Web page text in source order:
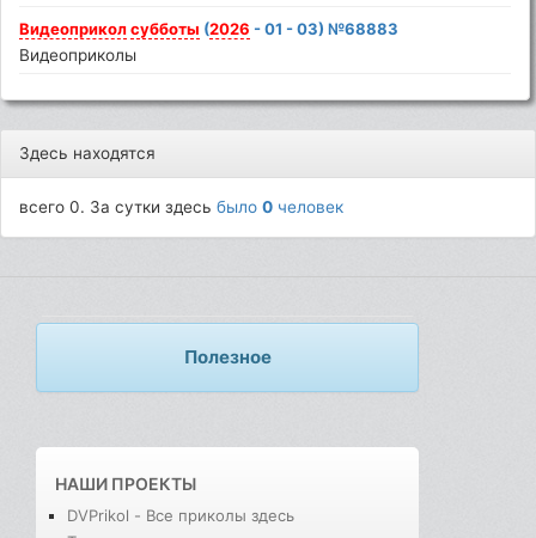
Видеоприкол субботы (2026 - 01 - 03) №68883
Видеоприколы
Здесь находятся
всего 0. За сутки здесьбыло0 человек
Полезное
НАШИ ПРОЕКТЫ
DVPrikol - Все приколы здесь